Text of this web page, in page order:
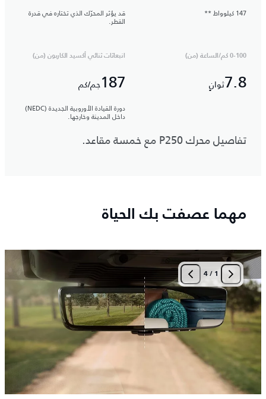
147 كيلوواط ** قد يؤثر المحرّك الذي تختاره في قدرة
القطر.
0-100 كم/الساعة (من)
7.8ثوانٍ
انبعاثات ثنائي أكسيد الكاربون (من)
187جم/كم
دورة القيادة الأوروبية الجديدة (NEDC)
داخل المدينة وخارجها.
تفاصيل محرك P250 مع خمسة مقاعد.
مهما عصفت بك الحياة
1
/
4